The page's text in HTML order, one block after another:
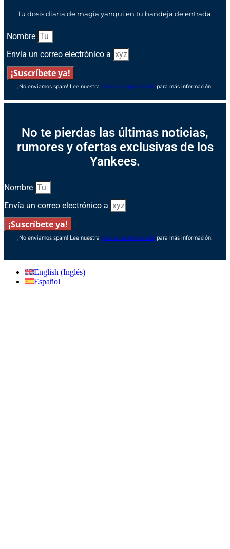
Tu dosis diaria de magia yanqui en tu bandeja de entrada.
Nombre
Envía un correo electrónico a
¡Suscríbete ya!
¡No enviamos spam! Lee nuestra política de privacidad para más información.
No te pierdas las últimas noticias,
rumores y ofertas exclusivas de los
Yankees.
Nombre
Envía un correo electrónico a
¡Suscríbete ya!
¡No enviamos spam! Lee nuestra política de privacidad para más información.
English (Inglés)
Español